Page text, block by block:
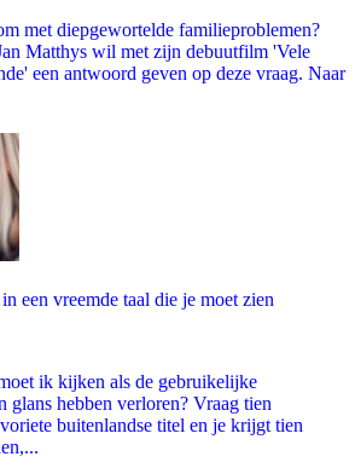
met diepgewortelde familieproblemen?
Matthys wil met zijn debuutfilm 'Vele
een antwoord geven op deze vraag. Naar
een vreemde taal die je moet zien
ik kijken als de gebruikelijke
hebben verloren? Vraag tien
buitenlandse titel en je krijgt tien